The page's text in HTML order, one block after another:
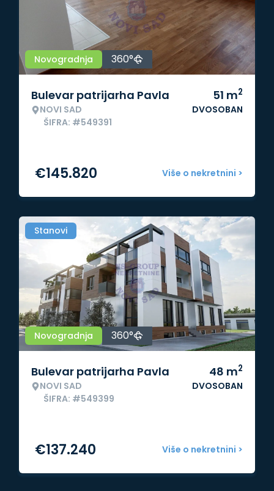
Novogradnja 360°
Bulevar patrijarha Pavla
NOVI SAD
ŠIFRA: #549391
51 m2
DVOSOBAN
Više o nekretnini >
€145.820
Stanovi
Novogradnja 360°
Bulevar patrijarha Pavla
NOVI SAD
ŠIFRA: #549399
48 m2
DVOSOBAN
Više o nekretnini >
€137.240